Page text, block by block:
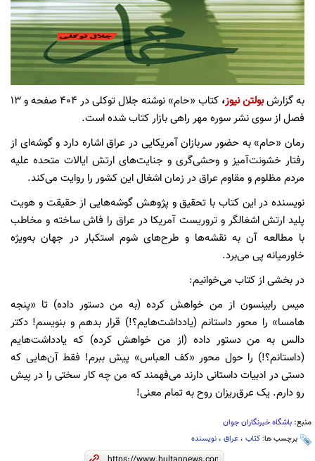
به گزارشبولتن نیوز،
کتاب «حام» نوشته جلال توکلی در ۴۰۴ صفحه و ۱۳
فصل از سوی نشر سوره مهر راهی بازار کتاب شده است.
رمان «حام» به حضور سربازان آمریکایی در عراق اشاره دارد و گوشه‌ای از
رفتار خشونت‌آمیز و وحشی‌گری و جنایت‌های ارتش ایالات متحده علیه
مردم مظلوم و مقاوم عراق در زمان اشغال این کشور را روایت می‌کند.
نویسنده در این کتاب با تحقیق و پژوهش گوشه‌هایی از حقیقت و هویت
پلید ارتش اشغالگر و تروریست آمریکا در عراق را فاش ساخته و مخاطب
با مطالعه آن به نقشه‌ها و طرح‌های شوم استکبار در جهان به‌ویژه
خاورمیانه پی می‌برد.
در بخشی از کتاب می‌خوانیم:
میس رابینسون از من خواهش کرده (به من دستور داده) تا «پنجه
هامسا» را محور داستانم (یادداشت‌هایم؟!) قرار بدهم و بنویسم! دکتر
دالس به من دستور داده (از من خواهش کرده) که یادداشت‌هایم
(داستانم؟!) را حول محور «کف العباس» پیش ببرم! فقط آن‌هایی که
دستی در ادبیات داستانی دارند می‌فهمند که من چه کار سختی را در پیش
رو دارم. یک عرق‌ریزان روح به تمام معنی!
منبع: باشگاه خبرنگاران جوان
برچسب ها: کتاب ، عراق ، نویسنده